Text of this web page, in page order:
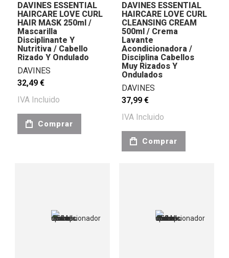
DAVINES ESSENTIAL
HAIRCARE LOVE CURL
HAIR MASK 250ml /
Mascarilla
Disciplinante Y
Nutritiva / Cabello
Rizado Y Ondulado
DAVINES
32,49 €
IVA Incluido
Comprar
DAVINES ESSENTIAL
HAIRCARE LOVE CURL
CLEANSING CREAM
500ml / Crema
Lavante
Acondicionadora /
Disciplina Cabellos
Muy Rizados Y
Ondulados
DAVINES
37,99 €
IVA Incluido
Comprar